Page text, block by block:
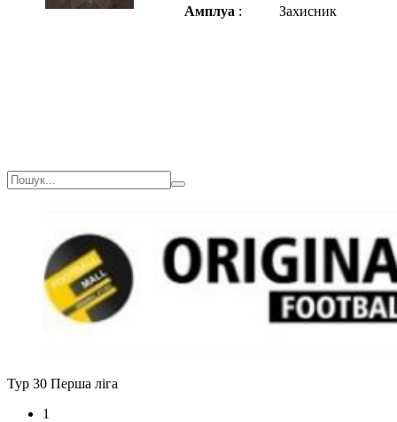
Амплуа : Захисник
Тур 30 Перша ліга
1